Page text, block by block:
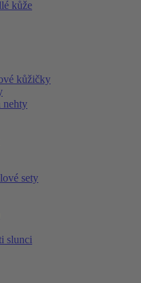
kůže
kůžičky
nehty
sety
slunci